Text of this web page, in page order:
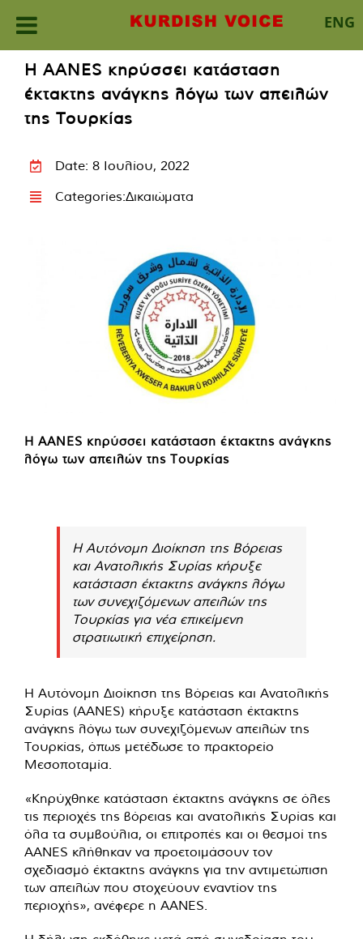
ENG
content
Η AANES κηρύσσει κατάσταση
έκτακτης ανάγκης λόγω των απειλών
της Τουρκίας
Date: 8 Ιουλίου, 2022
Categories:Δικαιώματα
Η AANES κηρύσσει κατάσταση έκτακτης ανάγκης
λόγω των απειλών της Τουρκίας
Η Αυτόνομη Διοίκηση της Βόρειας
και Ανατολικής Συρίας κήρυξε
κατάσταση έκτακτης ανάγκης λόγω
των συνεχιζόμενων απειλών της
Τουρκίας για νέα επικείμενη
στρατιωτική επιχείρηση.
Η Αυτόνομη Διοίκηση της Βόρειας και Ανατολικής
Συρίας (AANES) κήρυξε κατάσταση έκτακτης
ανάγκης λόγω των συνεχιζόμενων απειλών της
Τουρκίας, όπως μετέδωσε το πρακτορείο
Μεσοποταμία.
«Κηρύχθηκε κατάσταση έκτακτης ανάγκης σε όλες
τις περιοχές της βόρειας και ανατολικής Συρίας και
όλα τα συμβούλια, οι επιτροπές και οι θεσμοί της
AANES κλήθηκαν να προετοιμάσουν τον
σχεδιασμό έκτακτης ανάγκης για την αντιμετώπιση
των απειλών που στοχεύουν εναντίον της
περιοχής», ανέφερε η AANES.